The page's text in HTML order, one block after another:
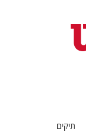
תיקים